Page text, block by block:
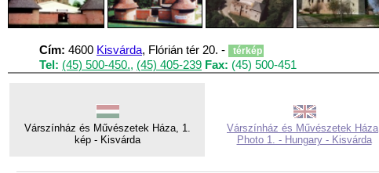
Cím: 4600 Kisvárda, Flórián tér 20. - térkép
Tel: (45) 500-450., (45) 405-239 Fax: (45) 500-451
Várszínház és Művészetek Háza, 1.
kép - Kisvárda
Várszínház és Művészetek Háza,
Photo 1. - Hungary - Kisvárda